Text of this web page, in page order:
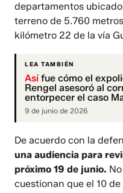
departamentos
terreno de 5.760
kilómetro 22 de la vía
LEA TAMBIÉN
Asífue cómo el
Rengel asesoró al
entorpecer el caso
9 de junio de 2026
De acuerdo con la
una audiencia para
próximo 19 de junio.
cuestionan que el 10